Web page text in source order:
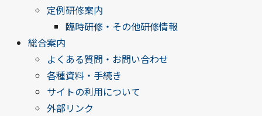
定例研修案内
臨時研修・その他研修情報
総合案内
よくある質問・お問い合わせ
各種資料・手続き
サイトの利用について
外部リンク